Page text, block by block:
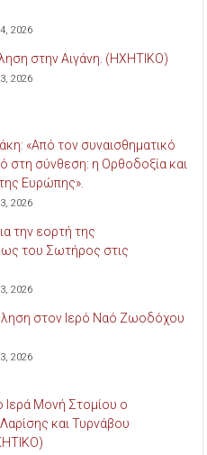
2026
στην Αιγάνη. (ΗΧΗΤΙΚΟ)
2026
«Από τον συναισθηματικό
στη σύνθεση: η Ορθοδοξία και
Ευρώπης».
2026
την εορτή της
του Σωτήρος στις
2026
στον Ιερό Ναό Ζωοδόχου
2026
Ιερά Μονή Στομίου ο
και Τυρνάβου